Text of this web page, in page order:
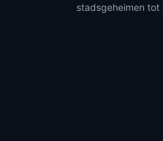
stadsgeheimen